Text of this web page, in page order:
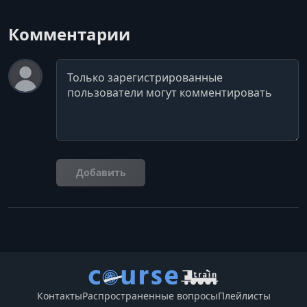
Комментарии
Комментарий
Добавить
КонтактыРаспространенные вопросыПлейлисты